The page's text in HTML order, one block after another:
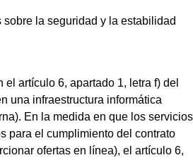
sobre la seguridad y la estabilidad
el artículo 6, apartado 1, letra f) del
una infraestructura informática
En la medida en que los servicios
para el cumplimiento del contrato
ofertas en línea), el artículo 6,